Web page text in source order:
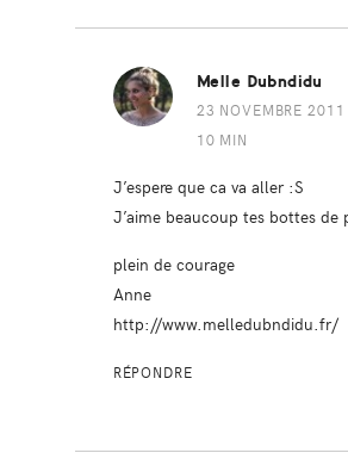
Melle Dubndidu
23 NOVEMBRE
10 MIN
J’espere que ca va aller :S
J’aime beaucoup tes bottes de
plein de courage
Anne
http://www.melledubndidu.fr/
RÉPONDRE